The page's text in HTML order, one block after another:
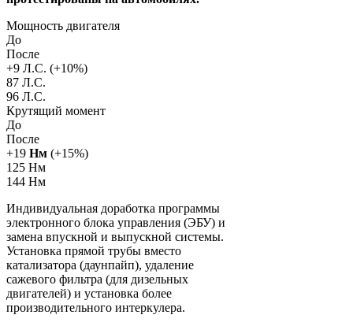
Мощность двигателя
До
После
+9 Л.С. (+10%)
87 Л.С.
96 Л.С.
Крутящий момент
До
После
+19 Нм (+15%)
125 Нм
144 Нм
Индивидуальная доработка программы
электронного блока управления (ЭБУ) и
замена впускной и выпускной системы.
Установка прямой трубы вместо
катализатора (даунпайп), удаление
сажевого фильтра (для дизельных
двигателей) и установка более
производительного интеркулера.